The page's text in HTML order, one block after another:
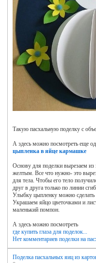
Такую пасхальную поделку с
А здесь можно посмотреть еще
цыпленка в яйце кармашке
Основу для поделки вырезаем из
желтым. Все что нужно- это
для тела. Чтобы его тело
друг в друга только по линии
Улыбку цыпленку можно сделать
Украшаем яйцо цветочками и
маленький помпон.
А здесь можно посмотреть
где купить глаза для поделок...
Нет комментариев поделки на
Поделка пасхальных яиц из